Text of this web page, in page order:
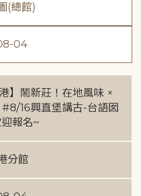
(總館)
04
】鬧新莊！在地風味 ×
16興直堡講古-台語囡
報名~
分館